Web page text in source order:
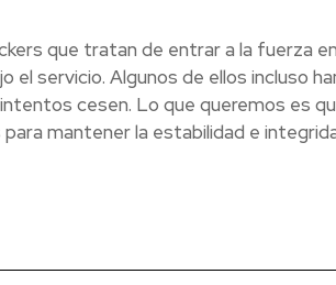
que tratan de entrar a la fuerza
el servicio. Algunos de ellos incluso
cesen. Lo que queremos es
mantener la estabilidad e